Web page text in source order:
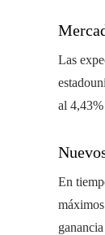
Las
al
En